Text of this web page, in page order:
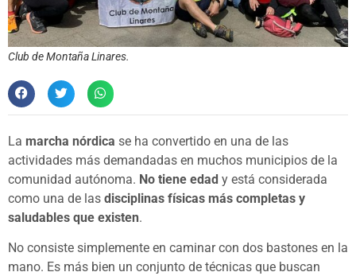
Club de Montaña Linares.
La marcha nórdica se ha convertido en una de las
actividades más demandadas en muchos municipios de la
comunidad autónoma. No tiene edad y está considerada
como una de las disciplinas físicas más completas y
saludables que existen.
No consiste simplemente en caminar con dos bastones en la
mano. Es más bien un conjunto de técnicas que buscan